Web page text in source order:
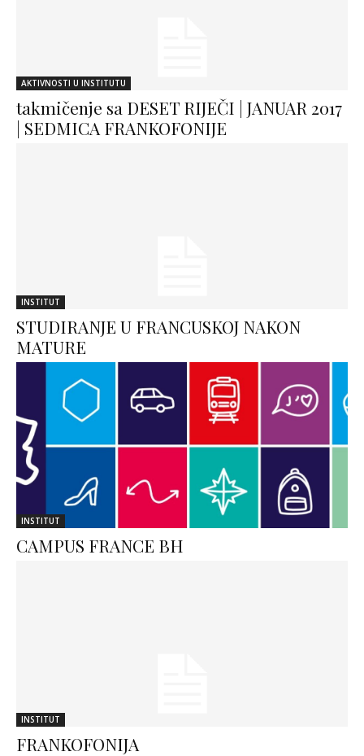
AKTIVNOSTI U INSTITUTU
takmičenje sa DESET RIJEČI | JANUAR 2017
| SEDMICA FRANKOFONIJE
INSTITUT
STUDIRANJE U FRANCUSKOJ NAKON
MATURE
INSTITUT
CAMPUS FRANCE BH
INSTITUT
FRANKOFONIJA